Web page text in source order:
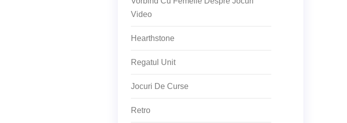
Video
Hearthstone
Regatul Unit
Jocuri De Curse
Retro